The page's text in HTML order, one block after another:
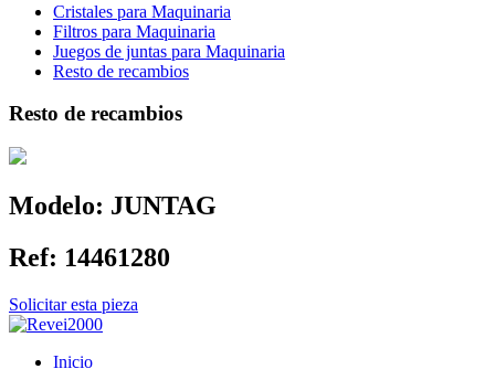
Cristales para Maquinaria
Filtros para Maquinaria
Juegos de juntas para Maquinaria
Resto de recambios
Resto de recambios
Modelo: JUNTAG
Ref: 14461280
Solicitar esta pieza
Inicio